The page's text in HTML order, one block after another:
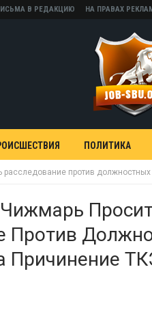
В РЕДАКЦИЮ НА ПРАВАХ
ПОЛИТИКА
против
Против
Причинение